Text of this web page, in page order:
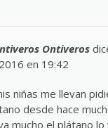
Ontiveros
en 19:42
niñas me llevan
desde hace
mucho el plátano